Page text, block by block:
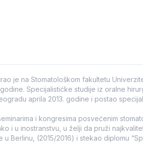
je na Stomatološkom fakultetu
Specijalistićke studije iz oralne
aprila 2013. godine i postao
i kongresima posvećenim
i u inostranstvu, u želji da pruži
Berlinu, (2015/2016) i stekao diplomu